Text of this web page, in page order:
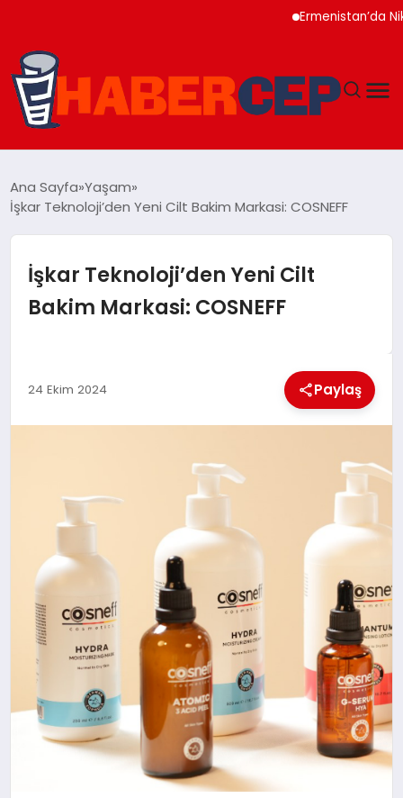
Ermenistan’da Nikol
TEKNOLOJI
EĞITIM
Ana Sayfa Yaşam
İşkar Teknoloji’den Yeni Cilt Bakim Markasi: COSNEFF
İşkar Teknoloji’den Yeni Cilt
Bakim Markasi: COSNEFF
24 Ekim 2024 Paylaş